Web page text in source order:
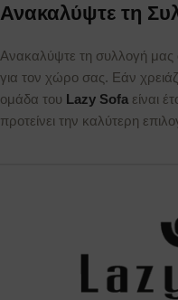
Ανακαλύψτε τη
Ανακαλύψτε τη συλλογή μας
για τον χώρο σας. Εάν
ομάδα του Lazy Sofa είναι
προτείνει την καλύτερη